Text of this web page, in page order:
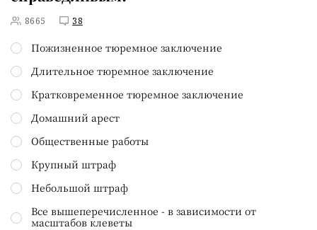
8665 38
Пожизненное тюремное заключение
Длительное тюремное заключение
Кратковременное тюремное заключение
Домашний арест
Общественные работы
Крупный штраф
Небольшой штраф
Все вышеперечисленное - в зависимости от
масштабов клеветы